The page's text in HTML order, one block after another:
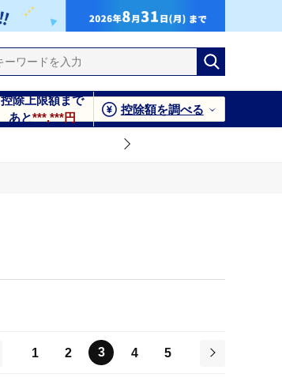
控除上限額まで
あと***,***円
控除額を調べる
1 2 3 4
5